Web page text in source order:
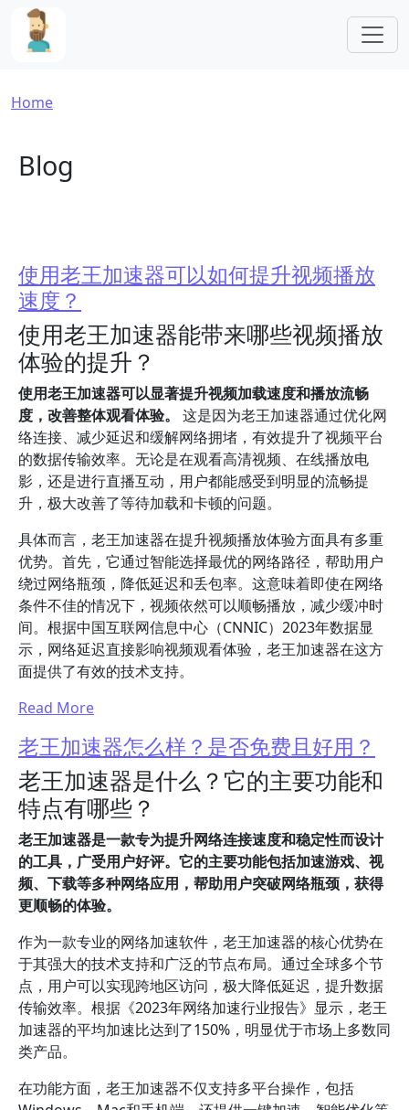
Skip to main content
Breadcrumb
Home
Blog
使用老王加速器可以如何提升视频播放
速度？
使用老王加速器能带来哪些视频播放
体验的提升？
使用老王加速器可以显著提升视频加载速度和播放流畅
度，改善整体观看体验。
这是因为老王加速器通过优化网
络连接、减少延迟和缓解网络拥堵，有效提升了视频平台
的数据传输效率。无论是在观看高清视频、在线播放电
影，还是进行直播互动，用户都能感受到明显的流畅提
升，极大改善了等待加载和卡顿的问题。
具体而言，老王加速器在提升视频播放体验方面具有多重
优势。首先，它通过智能选择最优的网络路径，帮助用户
绕过网络瓶颈，降低延迟和丢包率。这意味着即使在网络
条件不佳的情况下，视频依然可以顺畅播放，减少缓冲时
间。根据中国互联网信息中心（CNNIC）2023年数据显
示，网络延迟直接影响视频观看体验，老王加速器在这方
面提供了有效的技术支持。
Read More
老王加速器怎么样？是否免费且好用？
老王加速器是什么？它的主要功能和
特点有哪些？
老王加速器是一款专为提升网络连接速度和稳定性而设计
的工具，广受用户好评。它的主要功能包括加速游戏、视
频、下载等多种网络应用，帮助用户突破网络瓶颈，获得
更顺畅的体验。
作为一款专业的网络加速软件，老王加速器的核心优势在
于其强大的技术支持和广泛的节点布局。通过全球多个节
点，用户可以实现跨地区访问，极大降低延迟，提升数据
传输效率。根据《2023年网络加速行业报告》显示，老王
加速器的平均加速比达到了150%，明显优于市场上多数同
类产品。
在功能方面，老王加速器不仅支持多平台操作，包括